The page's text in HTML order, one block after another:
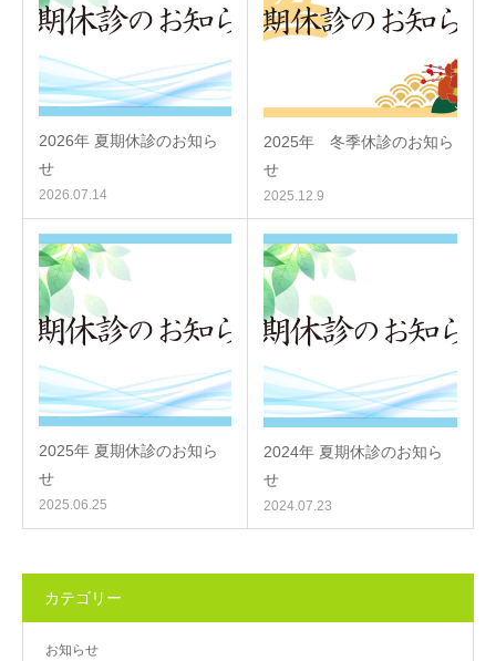
2026年 夏期休診のお知ら
せ
2026.07.14
2025年 冬季休診のお知ら
せ
2025.12.9
2025年 夏期休診のお知ら
せ
2025.06.25
2024年 夏期休診のお知ら
せ
2024.07.23
カテゴリー
お知らせ